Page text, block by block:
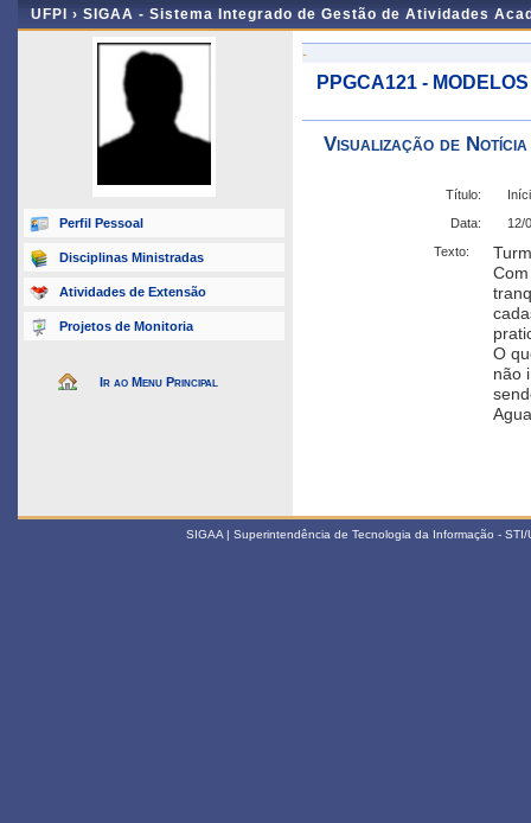
UFPI › SIGAA - Sistema Integrado de Gestão de Atividades
Perfil Pessoal
Disciplinas Ministradas
Atividades de Extensão
Projetos de Monitoria
Ir ao Menu Principal
-
PPGCA121 -
Visualização de Notícia
Título:
Data:
12/
Texto:
O
não
SIGAA | Superintendência de Tecnologia da Informação -